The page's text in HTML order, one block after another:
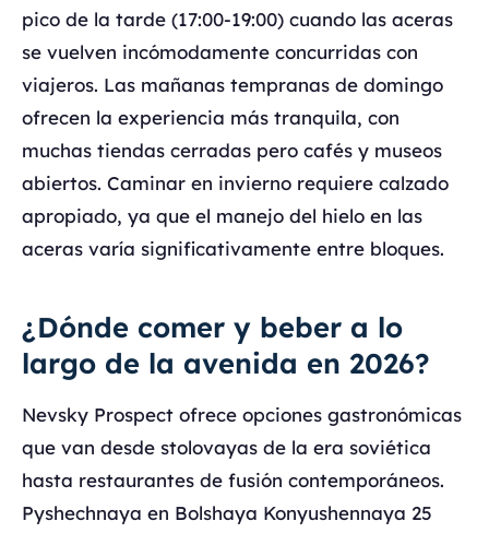
pico de la tarde (17:00-19:00) cuando las aceras
se vuelven incómodamente concurridas con
viajeros. Las mañanas tempranas de domingo
ofrecen la experiencia más tranquila, con
muchas tiendas cerradas pero cafés y museos
abiertos. Caminar en invierno requiere calzado
apropiado, ya que el manejo del hielo en las
aceras varía significativamente entre bloques.
¿Dónde comer y beber a lo
largo de la avenida en 2026?
Nevsky Prospect ofrece opciones gastronómicas
que van desde stolovayas de la era soviética
hasta restaurantes de fusión contemporáneos.
Pyshechnaya en Bolshaya Konyushennaya 25